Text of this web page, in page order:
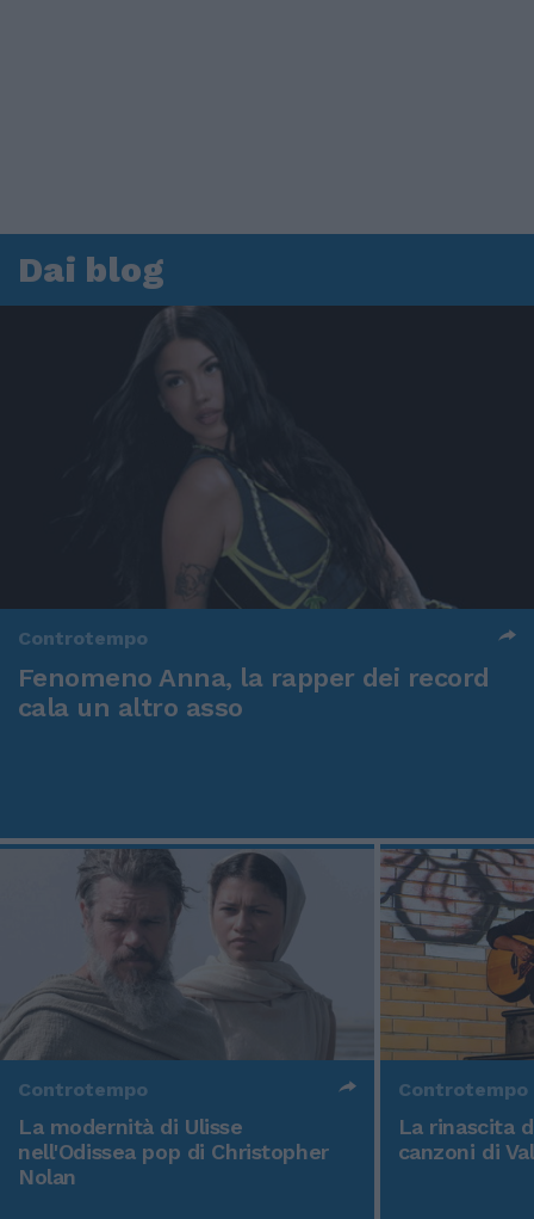
Dai blog
Controtempo
Fenomeno Anna, la rapper dei record
cala un altro asso
Controtempo
La modernità di Ulisse
nell'Odissea pop di Christopher
Nolan
Controtempo
La rinascita
canzoni di